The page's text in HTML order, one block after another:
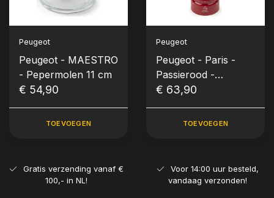
Peugeot
Peugeot - MAESTRO
- Pepermolen 11 cm
€ 54,90
TOEVOEGEN
Peugeot
Peugeot - Paris -
Passierood -
Pepermolen (22 cm)
€ 63,90
TOEVOEGEN
Gratis verzending vanaf €
100,- in NL!
Voor 14:00 uur besteld,
vandaag verzonden!